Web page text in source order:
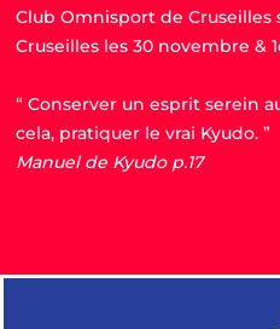
Club Omnisport de Cruseilles
Cruseilles les 30 novembre &
“ Conserver un esprit serein
cela, pratiquer le vrai Kyudo. ”
Manuel de Kyudo p.17